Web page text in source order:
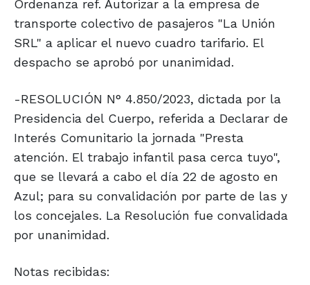
Ordenanza ref. Autorizar a la empresa de
transporte colectivo de pasajeros "La Unión
SRL" a aplicar el nuevo cuadro tarifario. El
despacho se aprobó por unanimidad.
-RESOLUCIÓN N° 4.850/2023, dictada por la
Presidencia del Cuerpo, referida a Declarar de
Interés Comunitario la jornada "Presta
atención. El trabajo infantil pasa cerca tuyo",
que se llevará a cabo el día 22 de agosto en
Azul; para su convalidación por parte de las y
los concejales. La Resolución fue convalidada
por unanimidad.
Notas recibidas: